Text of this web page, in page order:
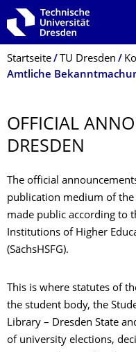
Zur Hauptnavigation
Zur Suche springen
Zum Inhalt springen
Breadcrumb-Menü
Startseite TU Dresden
Amtliche
OFFICIAL
DRESDEN
The official
publication medium of
made public according to
Institutions of Higher
(SächsHSFG).
This is where statutes of
the student body, the
Library – Dresden State
of university elections,